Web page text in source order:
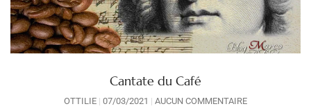
Cantate du Café
OTTILIE 07/03/2021 AUCUN COMMENTAIRE